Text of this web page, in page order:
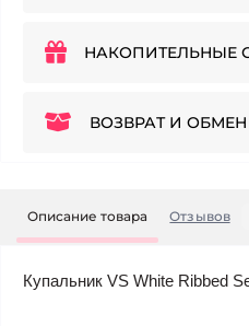
НАКОПИТЕЛЬНЫЕ
ВОЗВРАТ И
Описание товара Отзывов
Купальник VS White Ribbed